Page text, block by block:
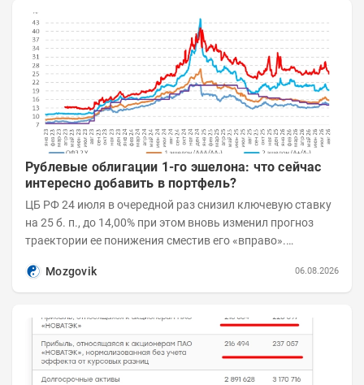
Рублевые облигации 1-го эшелона: что сейчас
интересно добавить в портфель?
ЦБ РФ 24 июля в очередной раз снизил ключевую ставку
на 25 б. п., до 14,00% при этом вновь изменил прогноз
траектории ее понижения сместив его «вправо».
Mozgovik
06.08.2026